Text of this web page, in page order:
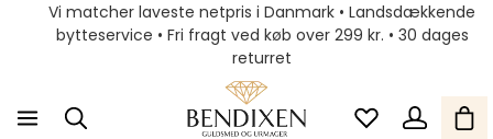
Vi matcher laveste netpris i Danmark • Landsdækkende
bytteservice • Fri fragt ved køb over 299 kr. • 30 dages
returret